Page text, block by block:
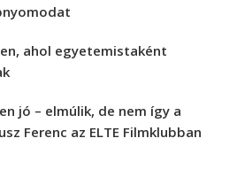
ahol egyetemistaként
jó – elmúlik, de nem így a
Ferenc az ELTE Filmklubban